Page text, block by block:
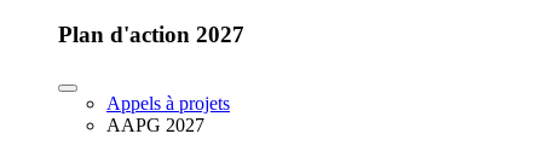
Plan d'action 2027
Appels à projets
AAPG 2027